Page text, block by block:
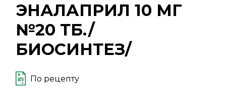
ЭНАЛАПРИЛ 10 МГ
№20 ТБ./
БИОСИНТЕЗ/
По рецепту